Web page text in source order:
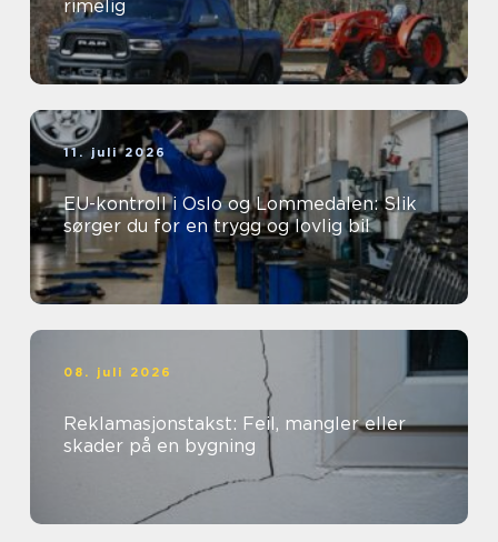
rimelig
11. juli 2026
EU-kontroll i Oslo og Lommedalen: Slik
sørger du for en trygg og lovlig bil
08. juli 2026
Reklamasjonstakst: Feil, mangler eller
skader på en bygning